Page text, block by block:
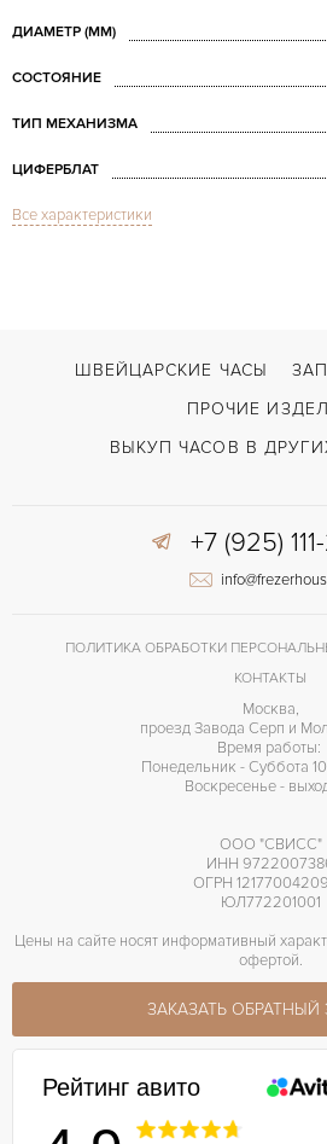
ДИАМЕТР (MM)
СОСТОЯНИЕ
ТИП МЕХАНИЗМА
ЦИФЕРБЛАТ
СТЕКЛО
ВОЗМОЖНОСТИ ДОСТАВКИ
ЦВЕТ БРАСЛЕТА
Все характеристики
ШВЕЙЦАРСКИЕ ЧАСЫ
ПРОЧИЕ
ВЫКУП ЧАСОВ В
+7 (925)
ПОЛИТИКА ОБРАБОТКИ
КОНТАКТЫ
Москва,
проезд Завода Серп и
Время работы:
Понедельник - Суббота
Воскресенье -
ООО "СВИСС"
ИНН
ОГРН
ЮЛ772201001
Цены на сайте носят информативный
офертой.
ЗАКАЗАТЬ
Рейтинг авито